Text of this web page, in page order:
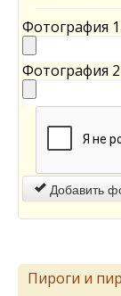
Фотография 1
Фотография 2
Добавить
Пироги и